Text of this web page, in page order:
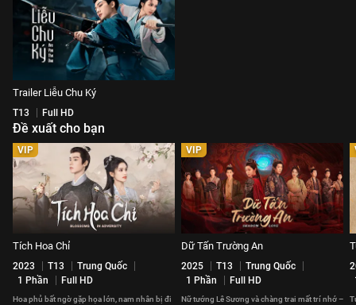
Trailer Liễu Chu Ký
T13 Full HD
Đề xuất cho bạn
VIP
Tích Hoa Chỉ
2023 T13
Trung Quốc
1 Phần
Full HD
Hoa phủ bất ngờ gặp họa lớn, nam nhân bị đi
VIP
Dữ Tấn Trường An
2025 T13
Trung Quốc
1 Phần
Full HD
Nữ tướng Lê Sương và chàng trai mất trí nhớ –